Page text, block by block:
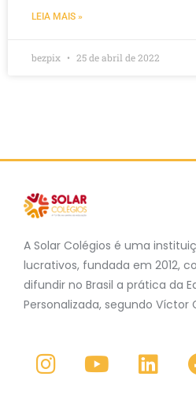
LEIA MAIS »
bezpix 25 de abril de 2022
A Solar Colégios é uma
lucrativos, fundada em 2012,
difundir no Brasil a prática da
Personalizada, segundo Víctor